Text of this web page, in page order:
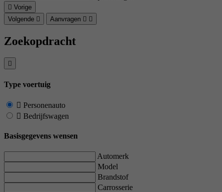
Vorige
Volgende
Aanvragen
Zoekopdracht
Type voertuig
Personenauto
Bedrijfswagen
Basisgegevens wensen
Automerk
Model
Brandstof
Carrosserie